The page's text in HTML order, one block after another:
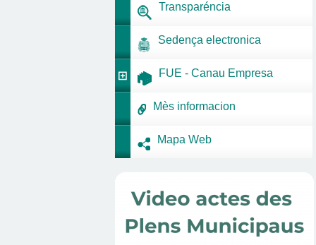
Transparéncia
Sedença electronica
FUE - Canau Empresa
Mès informacion
Mapa Web